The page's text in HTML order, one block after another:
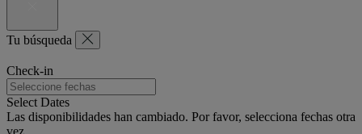
Tu búsqueda
Check-in
Select Dates
Las disponibilidades han cambiado. Por favor, selecciona fechas otra